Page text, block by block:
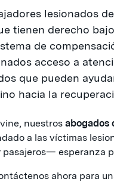
lesionados
tienen derecho
de
acceso a
que pueden
hacia la
nuestrosabogados
a las víctimas
esperanza
ahora para